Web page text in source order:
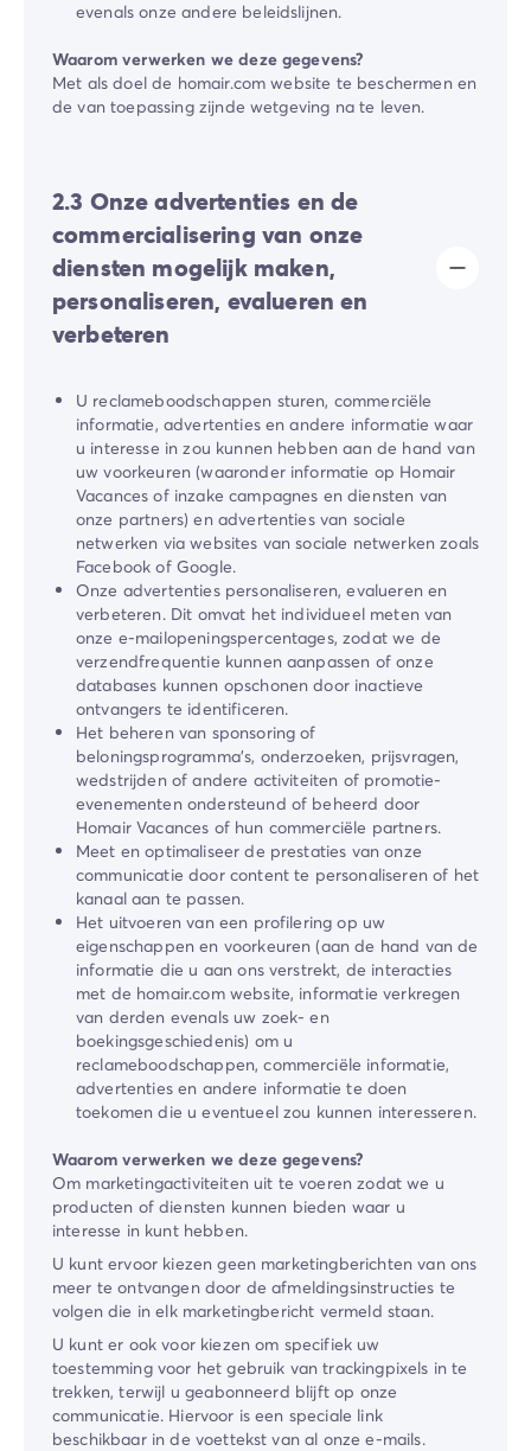
evenals onze andere beleidslijnen.
Waarom verwerken we deze gegevens?
Met als doel de ​homair.com​ website te beschermen en
de van toepassing zijnde wetgeving na te leven.
2.3 Onze advertenties en de
commercialisering van onze
diensten mogelijk maken,
personaliseren, evalueren en
verbeteren
U reclameboodschappen sturen, commerciële
informatie, advertenties en andere informatie waar
u interesse in zou kunnen hebben aan de hand van
uw voorkeuren (waaronder informatie op Homair
Vacances of inzake campagnes en diensten van
onze partners) en advertenties van sociale
netwerken via websites van sociale netwerken zoals
Facebook of Google.
Onze advertenties personaliseren, evalueren en
verbeteren. Dit omvat het individueel meten van
onze e-mailopeningspercentages, zodat we de
verzendfrequentie kunnen aanpassen of onze
databases kunnen opschonen door inactieve
ontvangers te identificeren.
Het beheren van sponsoring of
beloningsprogramma’s, onderzoeken, prijsvragen,
wedstrijden of andere activiteiten of promotie-
evenementen ondersteund of beheerd door
Homair Vacances of hun commerciële partners.
Meet en optimaliseer de prestaties van onze
communicatie door content te personaliseren of het
kanaal aan te passen.
Het uitvoeren van een profilering op uw
eigenschappen en voorkeuren (aan de hand van de
informatie die u aan ons verstrekt, de interacties
met de homair.com website, informatie verkregen
van derden evenals uw zoek- en
boekingsgeschiedenis) om u
reclameboodschappen, commerciële informatie,
advertenties en andere informatie te doen
toekomen die u eventueel zou kunnen interesseren.
Waarom verwerken we deze gegevens?
Om marketingactiviteiten uit te voeren zodat we u
producten of diensten kunnen bieden waar u
interesse in kunt hebben.
U kunt ervoor kiezen geen marketingberichten van ons
meer te ontvangen door de afmeldingsinstructies te
volgen die in elk marketingbericht vermeld staan.
U kunt er ook voor kiezen om specifiek uw
toestemming voor het gebruik van trackingpixels in te
trekken, terwijl u geabonneerd blijft op onze
communicatie. Hiervoor is een speciale link
beschikbaar in de voettekst van al onze e-mails.